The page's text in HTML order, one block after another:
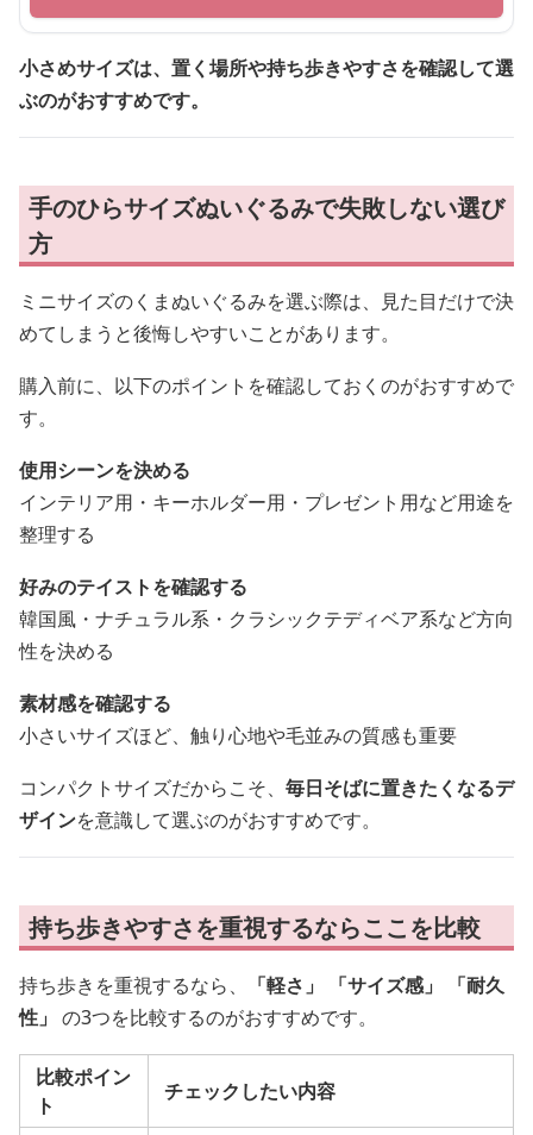
小さめサイズは、置く場所や持ち歩きやすさを確認して選
ぶのがおすすめです。
手のひらサイズぬいぐるみで失敗しない選び
方
ミニサイズのくまぬいぐるみを選ぶ際は、見た目だけで決
めてしまうと後悔しやすいことがあります。
購入前に、以下のポイントを確認しておくのがおすすめで
す。
使用シーンを決める
インテリア用・キーホルダー用・プレゼント用など用途を
整理する
好みのテイストを確認する
韓国風・ナチュラル系・クラシックテディベア系など方向
性を決める
素材感を確認する
小さいサイズほど、触り心地や毛並みの質感も重要
コンパクトサイズだからこそ、 毎日そばに置きたくなるデ
ザインを意識して選ぶのがおすすめです。
持ち歩きやすさを重視するならここを比較
持ち歩きを重視するなら、 「軽さ」 「サイズ感」
「耐久
性」 の3つを比較するのがおすすめです。
比較ポイン
ト
チェックしたい内容